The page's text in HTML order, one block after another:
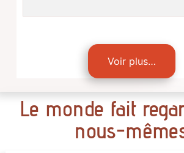
Voir plus…
Le monde fait
nous-